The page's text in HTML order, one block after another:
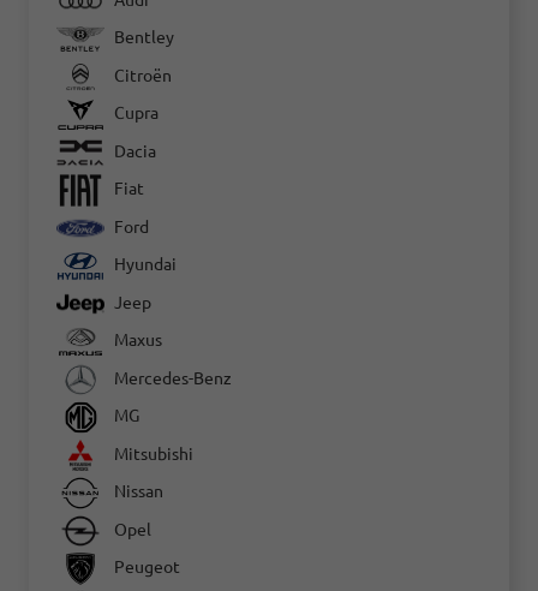
Bentley
Citroën
Cupra
Dacia
Fiat
Ford
Hyundai
Jeep
Maxus
Mercedes-Benz
MG
Mitsubishi
Nissan
Opel
Peugeot